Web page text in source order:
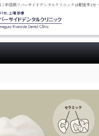
｜ 中目黒リバーサイドデンタルクリニックは駅徒歩1分・